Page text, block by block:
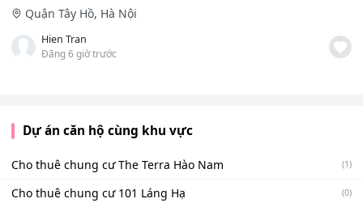
Quận Tây Hồ, Hà Nội
Hien Tran
Đăng 6 giờ trước
Dự án căn hộ cùng khu vực
Cho thuê chung cư The Terra Hào Nam (1)
Cho thuê chung cư 101 Láng Hạ (0)